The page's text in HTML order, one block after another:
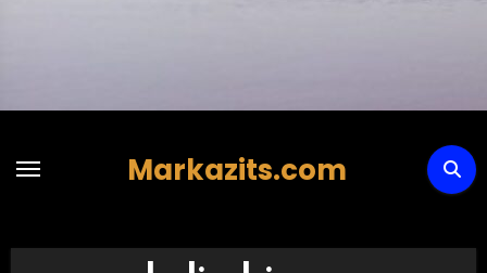
Markazits.com